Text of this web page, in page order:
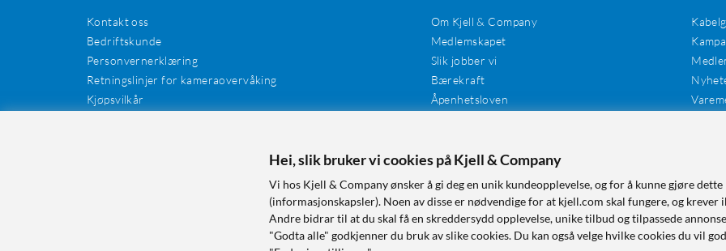
Kontakt oss
Bedriftskunde
Personvernerklæring
Retningslinjer for kameraovervåking
Kjøpsvilkår
Om Kjell & Company
Medlemskapet
Slik jobber vi
Bærekraft
Åpenhetsloven
Tilgjengelighet
Hei, slik bruker vi cookies på Kjell & Company
Vi hos Kjell & Company ønsker å gi deg en unik kundeopplevelse, og for å kunne gjøre
(informasjonskapsler). Noen av disse er nødvendige for at kjell.com skal fungere, og krever
Andre bidrar til at du skal få en skreddersydd opplevelse, unike tilbud og tilpassede
"Godta alle" godkjenner du bruk av slike cookies. Du kan også velge hvilke cookies du vil